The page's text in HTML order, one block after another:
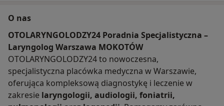
O nas
OTOLARYNGOLODZY24 Poradnia Specjalistyczna –
Laryngolog Warszawa MOKOTÓW
OTOLARYNGOLODZY24 to nowoczesna,
specjalistyczna placówka medyczna w Warszawie,
oferująca kompleksową diagnostykę i leczenie w
zakresie laryngologii, audiologii, foniatrii,